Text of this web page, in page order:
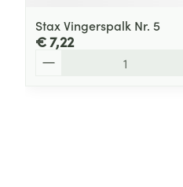
Stax Vingerspalk Nr. 5
€ 7,22